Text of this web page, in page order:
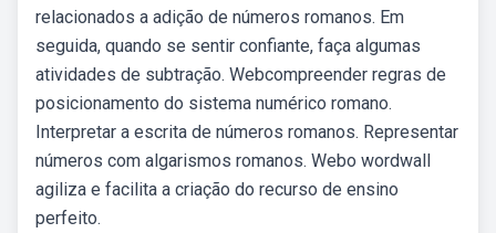
relacionados a adição de números romanos. Em
seguida, quando se sentir confiante, faça algumas
atividades de subtração. Webcompreender regras de
posicionamento do sistema numérico romano.
Interpretar a escrita de números romanos. Representar
números com algarismos romanos. Webo wordwall
agiliza e facilita a criação do recurso de ensino
perfeito.